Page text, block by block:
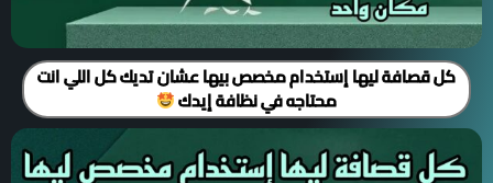
كل قصافة ليها إستخدام مخصص بيها عشان تديك كل اللي انت
محتاجه في نظافة إيدك